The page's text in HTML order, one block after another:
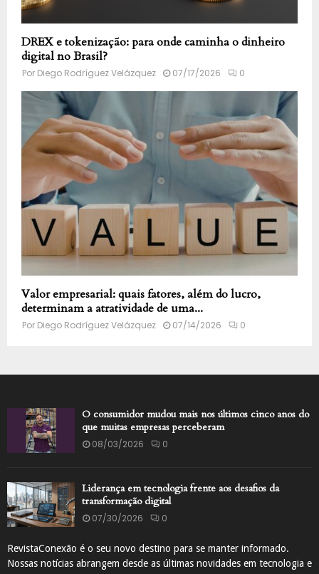
DREX e tokenização: para onde caminha o dinheiro
digital no Brasil?
Por Diego Rodríguez Velázquez 07/17/2026 0
Valor empresarial: quais fatores, além do lucro,
determinam a atratividade de uma...
Por Diego Rodríguez Velázquez 07/14/2026 0
O consumidor mudou mais nos últimos cinco anos do
que muitas empresas perceberam
08/03/2026 0
Liderança em tecnologia frente aos desafios da
transformação digital
07/30/2026 0
RevistaConexão é o seu novo destino para se manter informado.
Nossas notícias abrangem desde as últimas novidades em tecnologia e